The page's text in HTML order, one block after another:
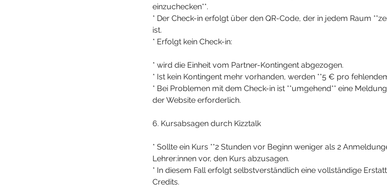
einzuchecken**.
* Der Check-in erfolgt über den QR-Code, der in jedem Raum
ist.
* Erfolgt kein Check-in:
* wird die Einheit vom Partner-Kontingent abgezogen.
* Ist kein Kontingent mehr vorhanden, werden **5 € pro
* Bei Problemen mit dem Check-in ist **umgehend** eine
der Website erforderlich.
6. Kursabsagen durch Kizztalk
* Sollte ein Kurs **2 Stunden vor Beginn weniger als 2
Lehrer:innen vor, den Kurs abzusagen.
* In diesem Fall erfolgt selbstverständlich eine vollständige
Credits.